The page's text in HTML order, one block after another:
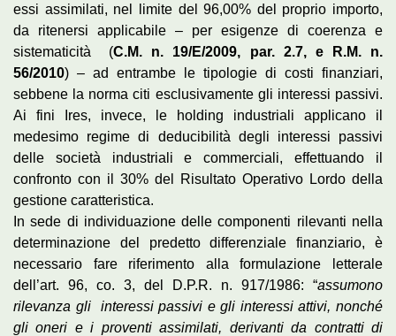
essi assimilati, nel limite del 96,00% del proprio importo,
da ritenersi applicabile – per esigenze di coerenza e
sistematicità (C.M. n. 19/E/2009, par. 2.7, e
R.M. n.
56/2010) – ad entrambe le tipologie di costi finanziari,
sebbene la norma citi esclusivamente gli interessi passivi.
Ai fini Ires, invece, le holding industriali applicano il
medesimo regime di deducibilità degli interessi passivi
delle società industriali e commerciali, effettuando il
confronto con il 30% del Risultato Operativo Lordo della
gestione caratteristica.
In sede di individuazione delle componenti rilevanti nella
determinazione del predetto differenziale finanziario, è
necessario fare riferimento alla formulazione letterale
dell’art. 96, co. 3, del D.P.R. n. 917/1986: “assumono
rilevanza gli interessi passivi e gli interessi attivi, nonché
gli oneri e i proventi assimilati, derivanti da contratti di